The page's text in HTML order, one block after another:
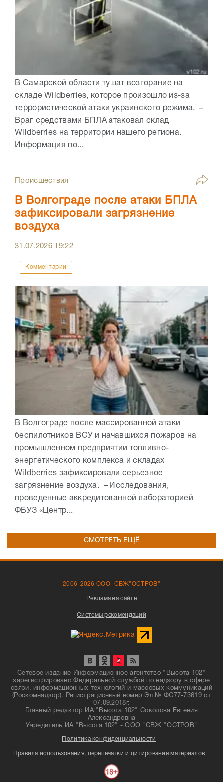
В Самарской области тушат возгорание на
складе Wildberries, которое произошло из-за
террористической атаки украинского режима. –
Враг средствами БПЛА атаковал склад
Wildberries на территории нашего региона.
Информация по...
Происшествия
В Волгограде после атаки БПЛА
зафиксировали загрязнение
воздуха
31.07.2026 19:22
Комментарии
В Волгограде после массированной атаки
беспилотников ВСУ и начавшихся пожаров на
промышленном предприятии топливно-
энергетического комплекса и складах
Wildberries зафиксировали серьезное
загрязнение воздуха. – Исследования,
проведенные аккредитованной лабораторией
ФБУЗ «Центр...
СМОТРЕТЬ ЕЩЁ
2006-2026 ООО "СВЖ"ОСТРОВ"
Реклама на сайте
Системы рекомендаций
Сетевое издание Информационное агентство "Высота 102"
зарегистрировано Федеральной службой по надзору в сфере
связи, информационных технологий и массовых коммуникаций
(Роскомнадзор). Регистрационный номер Эл № ФС77-73619 от
07.09.2018г.
Главный редактор ИА "Высота 102" Соколова Евгения
Александровна
Учредитель ИА "Высота 102" - ООО "СВЖ "ОСТРОВ"
Политика конфиденциальности
Правила использования, перепечатки и цитирования материалов